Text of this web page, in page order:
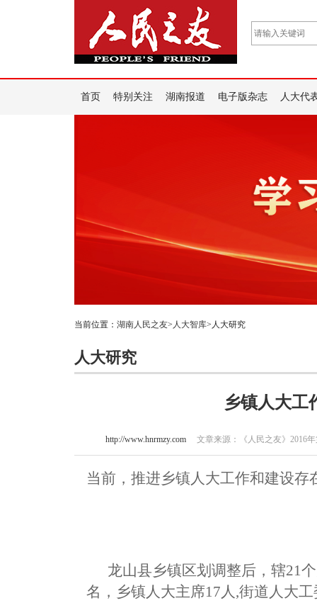
首页 特别关注 湖南报道 电子版杂志 人大代
当前位置： 湖南人民之友> 人大智库>人大研究
人大研究
乡镇人大工
http://www.hnrmzy.com文章来源：《人民之友》2016
当前，推进乡镇人大工作和建设
龙山县乡镇区划调整后，辖21
名，乡镇人大主席17人,街道人大